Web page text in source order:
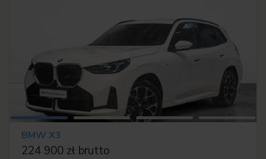
BMW X3
224 900 zł brutto